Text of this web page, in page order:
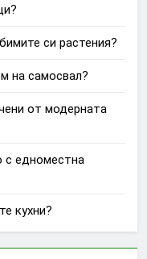
си растения?
на самосвал?
от модерната
с едноместна
кухни?